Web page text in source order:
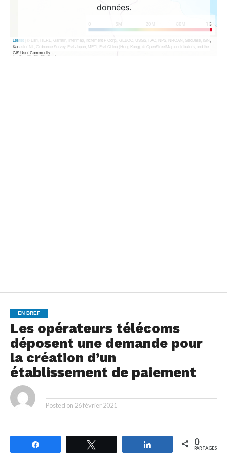
EN BREF
Les opérateurs télécoms
déposent une demande pour
la création d’un
établissement de paiement
Posted on 26 février 2021
Partagez 0
PARTAGES